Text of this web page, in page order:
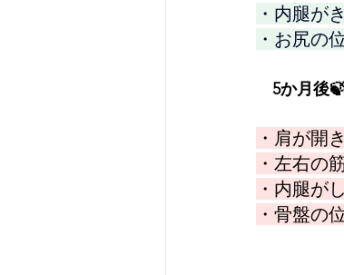
・内腿が
・お尻の
5か月後
・肩が開
・左右の
・内腿が
・骨盤の